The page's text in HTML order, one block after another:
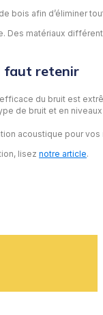
bois afin d’éliminer
matériaux
faut retenir
du bruit est
de bruit et en
acoustique pour
lisez notre article.